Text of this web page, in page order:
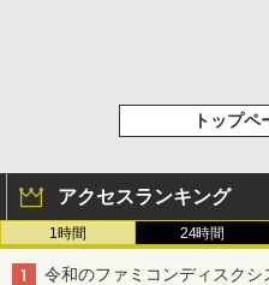
トップペ
アクセスランキング
1時間 24時間
令和のファミコンディスク